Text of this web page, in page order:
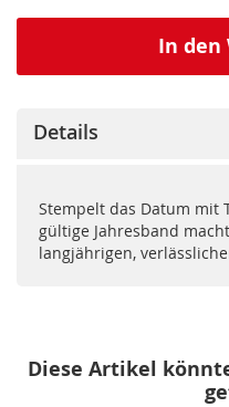
In den
Details
Stempelt das Datum mit
gültige Jahresband
langjährigen,
Diese Artikel